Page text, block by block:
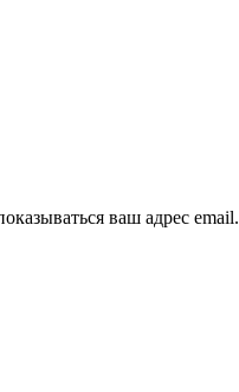
ваш адрес email.